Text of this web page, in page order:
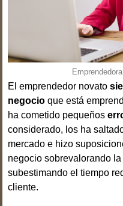
El emprendedor novato
negocio que está
ha cometido pequeños
considerado, los ha
mercado e hizo
negocio sobrevalorando
subestimando el tiempo
cliente.